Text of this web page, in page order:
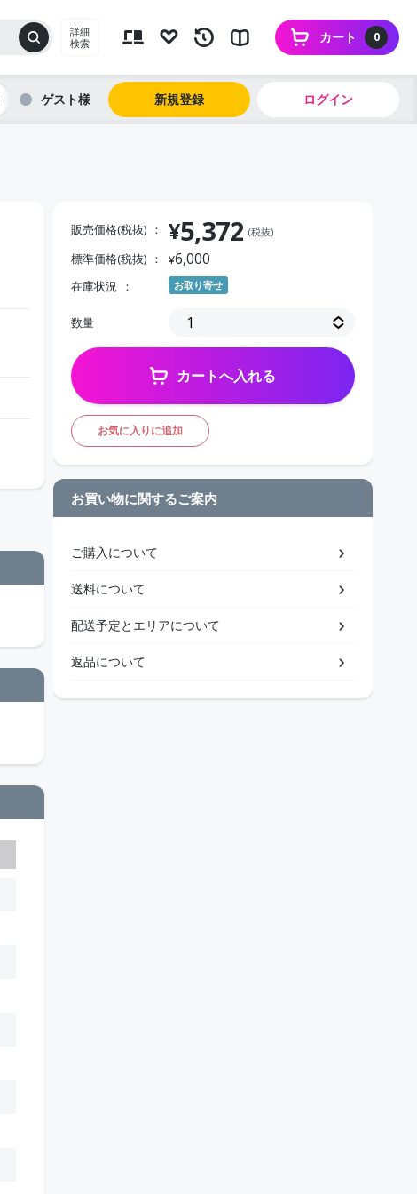
詳細
検索
0
カート
ゲスト 新規登録 ログイン
販売価格(税抜) ¥5,372 (税抜)
標準価格(税抜) ¥6,000
在庫状況 お取り寄せ
数量
カートへ入れる
お気に入りに追加
お買い物に関するご案内
ご購入について
送料について
配送予定とエリアについて
返品について